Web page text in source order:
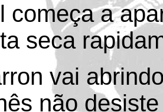
começa a
seca
vai
não